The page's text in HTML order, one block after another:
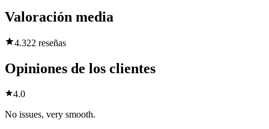
Valoración media
4.322 reseñas
Opiniones de los clientes
4.0
No issues, very smooth.